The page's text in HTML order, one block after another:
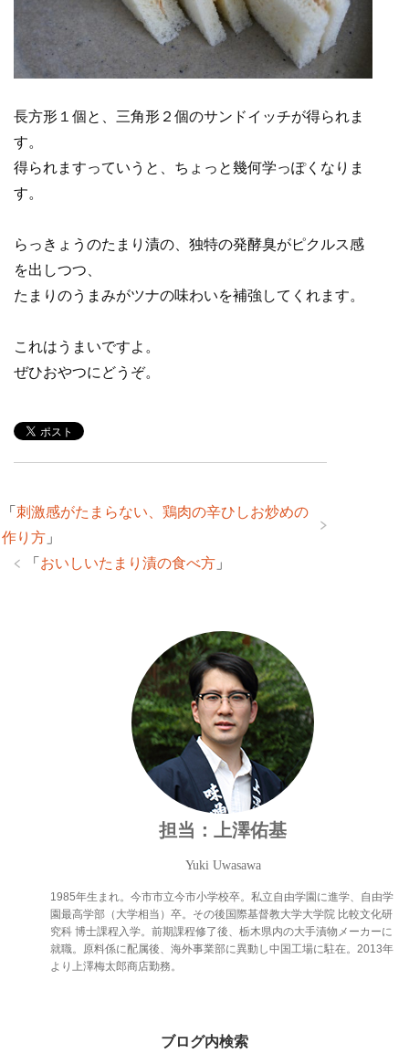
長方形１個と、三角形２個のサンドイッチが得られま
す。
得られますっていうと、ちょっと幾何学っぽくなりま
す。
らっきょうのたまり漬の、独特の発酵臭がピクルス感
を出しつつ、
たまりのうまみがツナの味わいを補強してくれます。
これはうまいですよ。
ぜひおやつにどうぞ。
「 刺激感がたまらない、鶏肉の辛ひしお炒めの
作り方 」
「 おいしいたまり漬の食べ方 」
担当：上澤佑基
Yuki Uwasawa
1985年生まれ。今市市立今市小学校卒。私立自由学園に進学、自由学
園最高学部（大学相当）卒。その後国際基督教大学大学院 比較文化研
究科 博士課程入学。前期課程修了後、栃木県内の大手漬物メーカーに
就職。原料係に配属後、海外事業部に異動し中国工場に駐在。2013年
より上澤梅太郎商店勤務。
ブログ内検索